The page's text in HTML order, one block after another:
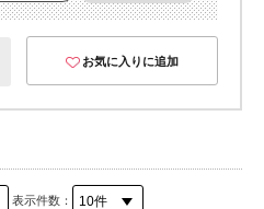
お気に入りに追加
表示件数：